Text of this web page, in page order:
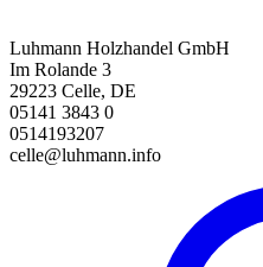
Luhmann Holzhandel GmbH
Im Rolande 3
29223 Celle, DE
05141 3843 0
0514193207
celle@luhmann.info